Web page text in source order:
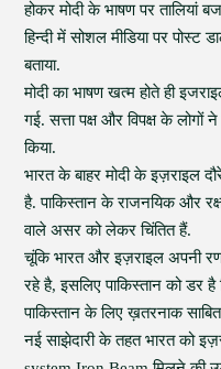
होकर मोदी के भाषण पर तालियां
हिन्दी में सोशल मीडिया पर पोस्ट
बताया.
मोदी का भाषण खत्म होते ही
गई. सत्ता पक्ष और विपक्ष के लोगों
किया.
भारत के बाहर मोदी के इज़राइल
है. पाकिस्तान के राजनयिक और
वाले असर को लेकर चिंतित हैं.
चूंकि भारत और इज़राइल अपनी
रहे है, इसलिए पाकिस्तान को डर
पाकिस्तान के लिए ख़तरनाक साबित
नई साझेदारी के तहत भारत को